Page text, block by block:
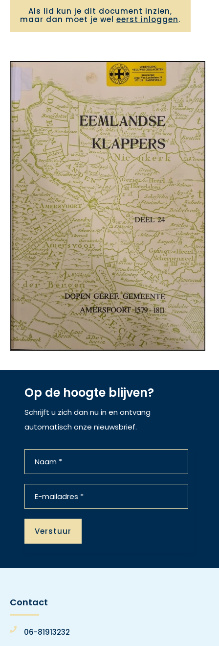
Als lid kun je dit document inzien,
maar dan moet je wel eerst inloggen.
Op de hoogte blijven?
Schrijft u zich dan nu in en ontvang
automatisch onze nieuwsbrief.
Contact
06-81913232